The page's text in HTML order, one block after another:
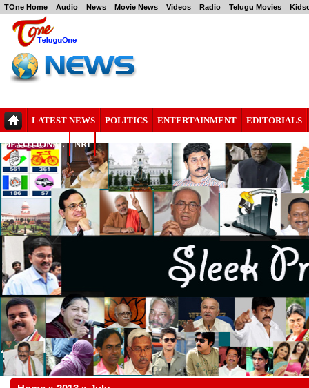
TOne Home Audio News Movie News Videos Radio Telugu Movies
LATEST NEWS POLITICS ENTERTAINMENT EDITORIALS
DEVOTIONAL NRI